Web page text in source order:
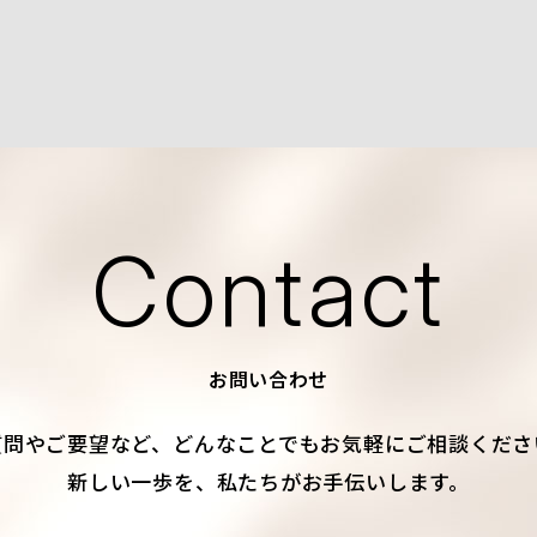
Contact
お問い合わせ
やご要望など、 どんなことでもお気軽にご相談くだ
新しい一歩を、私たちがお手伝いします。